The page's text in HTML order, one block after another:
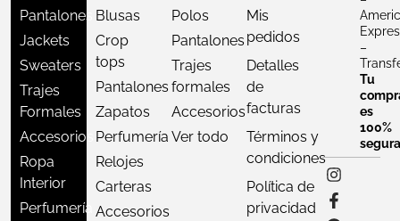
Pantalones
Jackets
Sweaters
Trajes
Formales
Accesorios
Ropa
Interior
Perfumería
Blusas
Crop
tops
Pantalones
Zapatos
Perfumería
Relojes
Carteras
Accesorios
Polos
Pantalones
Trajes
formales
Accesorios
Ver todo
Mis
pedidos
Detalles
de
facturas
Términos y
condiciones
Política de
privacidad
–
Tu
es
100%
segura